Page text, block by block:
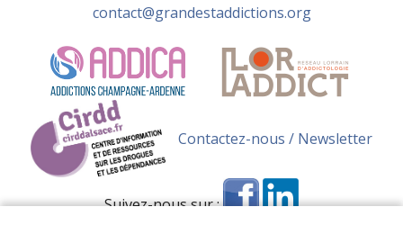
contact@grandestaddictions.org
Contactez-nous / Newsletter
Suivez-nous sur :